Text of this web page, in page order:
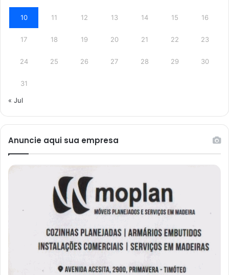
10 11 12 13 14 15 16
17 18 19 20 21 22 23
24 25 26 27 28 29 30
31
« Jul
Anuncie aqui sua empresa